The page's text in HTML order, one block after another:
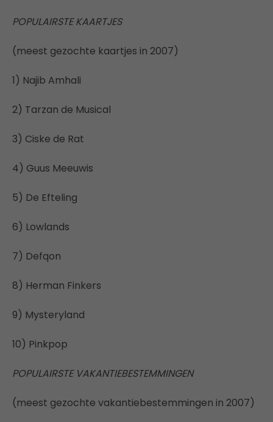
POPULAIRSTE KAARTJES
(meest gezochte kaartjes in 2007)
1) Najib Amhali
2) Tarzan de Musical
3) Ciske de Rat
4) Guus Meeuwis
5) De Efteling
6) Lowlands
7) Defqon
8) Herman Finkers
9) Mysteryland
10) Pinkpop
POPULAIRSTE VAKANTIEBESTEMMINGEN
(meest gezochte vakantiebestemmingen in 2007)